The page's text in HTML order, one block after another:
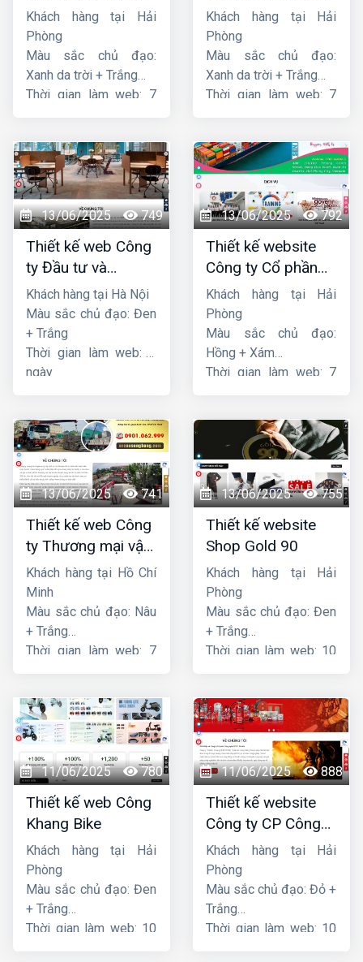
Dương
Khách hàng tại Hải
Phòng
Màu sắc chủ đạo:
Xanh da trời + Trắng
Thời gian làm web: 7
liên minh
Khách hàng tại Hải
Phòng
Màu sắc chủ đạo:
Xanh da trời + Trắng
Thời gian làm web: 7
13/06/2025 749
Thiết kế web Công
ty Đầu tư và
Thương mại Five-
Star
Khách hàng tại Hà Nội
Màu sắc chủ đạo: Đen
+ Trắng
Thời gian làm web: 7
ngày
13/06/2025 792
Thiết kế website
Công ty Cổ phần
dịch vụ hàng hải
Sen
Khách hàng tại Hải
Phòng
Màu sắc chủ đạo:
Hồng + Xám
Thời gian làm web: 7
13/06/2025 741
Thiết kế web Công
ty Thương mại vận
tải Song Bằng
Khách hàng tại Hồ Chí
Minh
Màu sắc chủ đạo: Nâu
+ Trắng
Thời gian làm web: 7
13/06/2025 755
Thiết kế website
Shop Gold 90
Khách hàng tại Hải
Phòng
Màu sắc chủ đạo: Đen
+ Trắng
Thời gian làm web: 10
11/06/2025 780
Thiết kế web Công
Khang Bike
Khách hàng tại Hải
Phòng
Màu sắc chủ đạo: Đen
+ Trắng
Thời gian làm web: 10
11/06/2025 888
Thiết kế website
Công ty CP Công
nghệ PCCC Bắc Hà
Khách hàng tại Hải
Phòng
Màu sắc chủ đạo: Đỏ +
Trắng
Thời gian làm web: 10